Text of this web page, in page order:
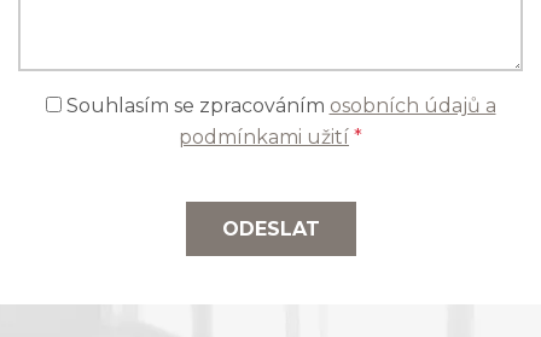
Souhlasím se zpracováním osobních údajů a
podmínkami užití *
ODESLAT